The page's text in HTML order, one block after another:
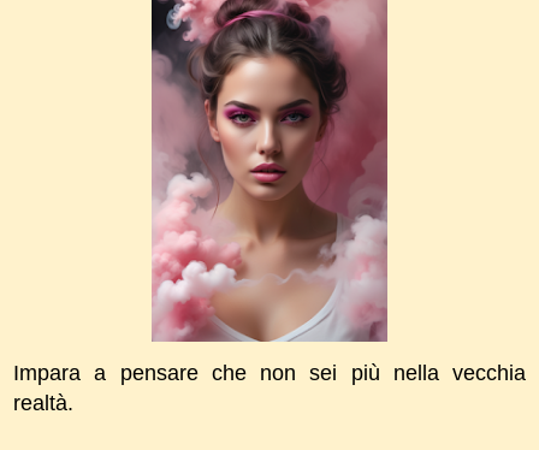
Impara a pensare che non sei più nella vecchia
realtà.